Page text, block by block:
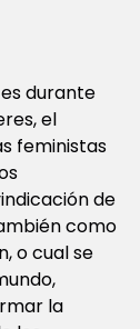
durante
el
feministas
de
como
o cual se
la